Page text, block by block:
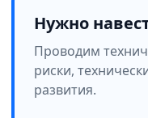
Нужно
Проводим
риски,
развития.